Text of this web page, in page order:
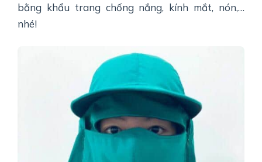
bằng khẩu trang chống nắng, kính mắt, nón,…
nhé!